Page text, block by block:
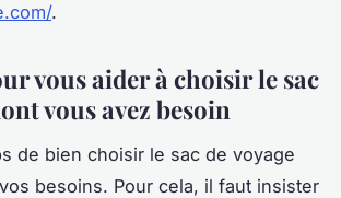
.
vous aider à choisir le sac
vous avez besoin
de bien choisir le sac de voyage
besoins. Pour cela, il faut insister